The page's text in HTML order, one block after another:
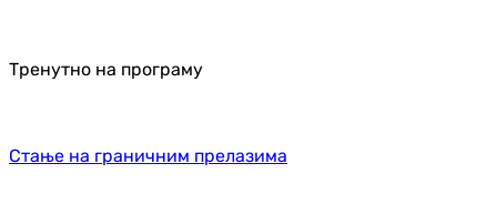
Тренутно на програму
Стање на граничним прелазима